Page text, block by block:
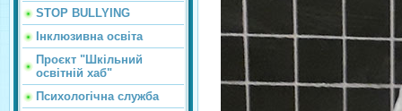
STOP BULLYING
Інклюзивна освіта
Проєкт "Шкільний
освітній хаб"
Психологічна служба